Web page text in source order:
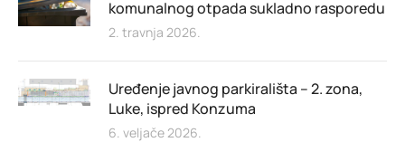
komunalnog otpada sukladno rasporedu
2. travnja 2026.
Uređenje javnog parkirališta – 2. zona,
Luke, ispred Konzuma
6. veljače 2026.